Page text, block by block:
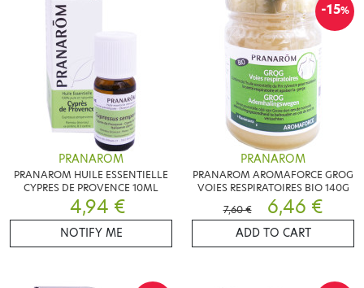
PRANAROM
PRANAROM HUILE ESSENTIELLE
CYPRES DE PROVENCE 10ML
4,94 €
NOTIFY ME
-15%
PRANAROM
PRANAROM AROMAFORCE GROG
VOIES RESPIRATOIRES BIO 140G
7,60 €
6,46 €
ADD TO CART